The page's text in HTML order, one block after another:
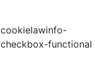
cookielawinfo-
checkbox-functional